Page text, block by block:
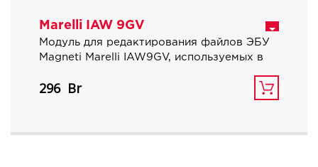
Marelli IAW 9GV
Модуль для редактирования файлов ЭБУ
Magneti Marelli IAW9GV, используемых в
1.6 CFZA.
296